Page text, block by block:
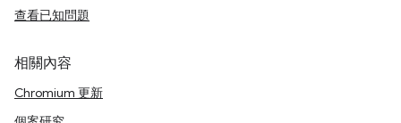
查看已知問題
相關內容
Chromium 更新